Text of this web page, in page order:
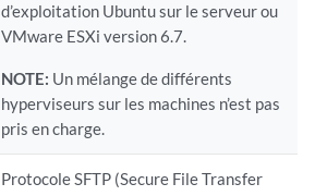
d’exploitation Ubuntu sur le serveur ou
VMware ESXi version 6.7.
NOTE: Un mélange de différents
hyperviseurs sur les machines n’est pas
pris en charge.
Protocole SFTP (Secure File Transfer